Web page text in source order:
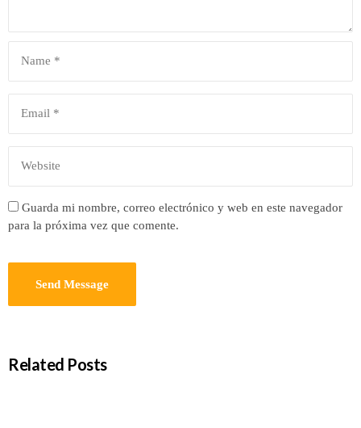
Guarda mi nombre, correo electrónico y web en este navegador
para la próxima vez que comente.
Related Posts